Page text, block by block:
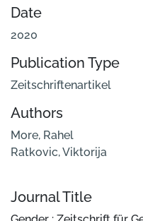
Date
2020
Publication Type
Zeitschriftenartikel
Authors
More, Rahel
Ratkovic, Viktorija
Journal Title